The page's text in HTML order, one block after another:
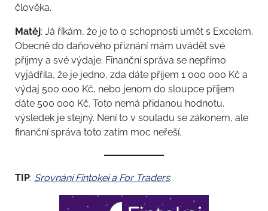
člověka.
Matěj: Já říkám, že je to o schopnosti umět s Excelem.
Obecně do daňového přiznání mám uvádět své
příjmy a své výdaje. Finanční správa se nepřímo
vyjádřila, že je jedno, zda dáte příjem 1 000 000 Kč a
výdaj 500 000 Kč, nebo jenom do sloupce příjem
dáte 500 000 Kč. Toto nemá přidanou hodnotu,
výsledek je stejný. Není to v souladu se zákonem, ale
finanční správa toto zatím moc neřeší.
TIP: Srovnání Fintokei a For Traders.